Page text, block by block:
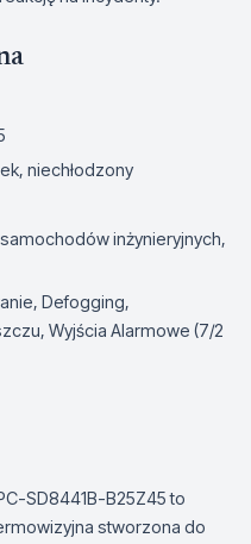
niechłodzony
inżynieryjnych,
Defogging,
Wyjścia Alarmowe (7/2
SD8441B-B25Z45 to
stworzona do